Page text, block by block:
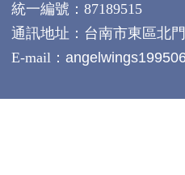
統一編號：87189515
通訊地址： 台南市東區北
E-mail：